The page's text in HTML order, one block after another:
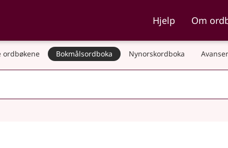
og NynorskordbokaHjelp Om
ordbøkene Bokmålsordboka Nynorskordboka